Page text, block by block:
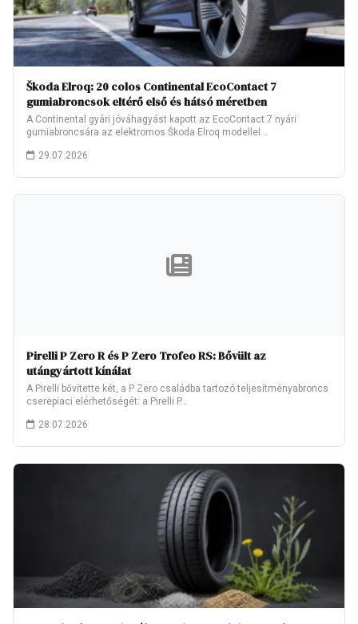
Škoda Elroq: 20 colos Continental EcoContact 7
gumiabroncsok eltérő első és hátsó méretben
A Continental gyári jóváhagyást kapott az EcoContact 7 nyári
gumiabroncsára az elektromos Škoda Elroq modellel…
29.07.2026
Pirelli P Zero R és P Zero Trofeo RS: Bővült az
utángyártott kínálat
A Pirelli bővítette két, a P Zero családba tartozó teljesítményabroncs
cserepiaci elérhetőségét: a Pirelli P…
28.07.2026